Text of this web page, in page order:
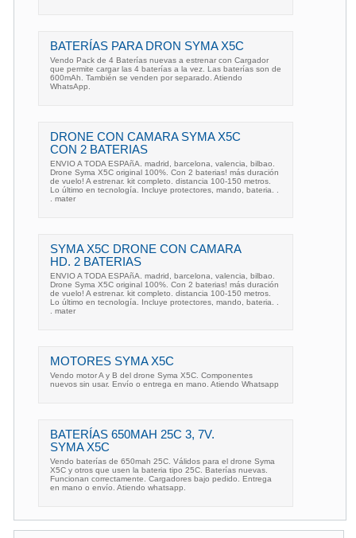
BATERÍAS PARA DRON SYMA X5C
Vendo Pack de 4 Baterías nuevas a estrenar con Cargador
que permite cargar las 4 baterías a la vez. Las baterías son de
600mAh. También se venden por separado. Atiendo
WhatsApp.
DRONE CON CAMARA SYMA X5C
CON 2 BATERIAS
ENVIO A TODA ESPAñA. madrid, barcelona, valencia, bilbao.
Drone Syma X5C original 100%. Con 2 baterias! más duración
de vuelo! A estrenar. kit completo. distancia 100-150 metros.
Lo último en tecnología. Incluye protectores, mando, bateria. .
. mater
SYMA X5C DRONE CON CAMARA
HD. 2 BATERIAS
ENVIO A TODA ESPAñA. madrid, barcelona, valencia, bilbao.
Drone Syma X5C original 100%. Con 2 baterias! más duración
de vuelo! A estrenar. kit completo. distancia 100-150 metros.
Lo último en tecnología. Incluye protectores, mando, bateria. .
. mater
MOTORES SYMA X5C
Vendo motor A y B del drone Syma X5C. Componentes
nuevos sin usar. Envío o entrega en mano. Atiendo Whatsapp
BATERÍAS 650MAH 25C 3, 7V.
SYMA X5C
Vendo baterías de 650mah 25C. Válidos para el drone Syma
X5C y otros que usen la bateria tipo 25C. Baterías nuevas.
Funcionan correctamente. Cargadores bajo pedido. Entrega
en mano o envío. Atiendo whatsapp.